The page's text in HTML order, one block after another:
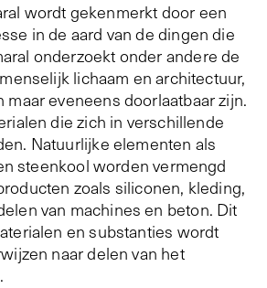
wordt gekenmerkt door een
in de aard van de dingen die
onderzoekt onder andere de
lichaam en architectuur,
eveneens doorlaatbaar zijn.
die zich in verschillende
Natuurlijke elementen als
steenkool worden vermengd
zoals siliconen, kleding,
van machines en beton. Dit
en substanties wordt
naar delen van het